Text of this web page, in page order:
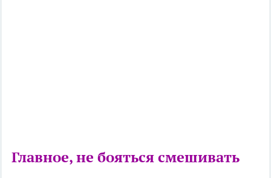
Главное, не бояться смешивать